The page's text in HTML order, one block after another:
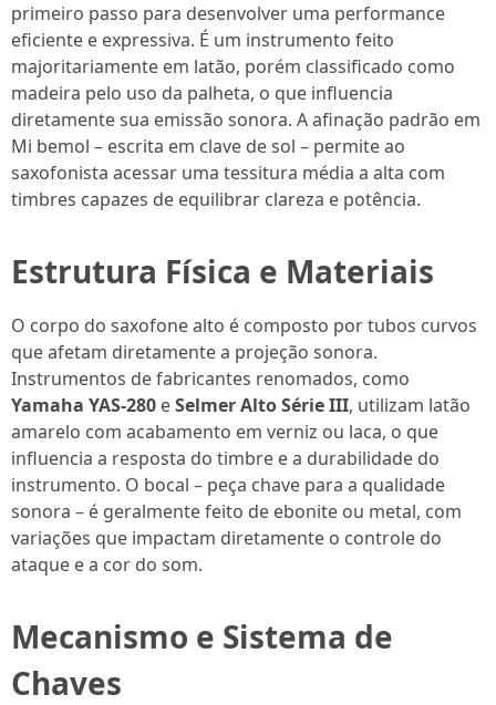
primeiro passo para desenvolver uma performance
eficiente e expressiva. É um instrumento feito
majoritariamente em latão, porém classificado como
madeira pelo uso da palheta, o que influencia
diretamente sua emissão sonora. A afinação padrão em
Mi bemol – escrita em clave de sol – permite ao
saxofonista acessar uma tessitura média a alta com
timbres capazes de equilibrar clareza e potência.
Estrutura Física e Materiais
O corpo do saxofone alto é composto por tubos curvos
que afetam diretamente a projeção sonora.
Instrumentos de fabricantes renomados, como
Yamaha YAS-280 eSelmer Alto Série III, utilizam latão
amarelo com acabamento em verniz ou laca, o que
influencia a resposta do timbre e a durabilidade do
instrumento. O bocal – peça chave para a qualidade
sonora – é geralmente feito de ebonite ou metal, com
variações que impactam diretamente o controle do
ataque e a cor do som.
Mecanismo e Sistema de
Chaves